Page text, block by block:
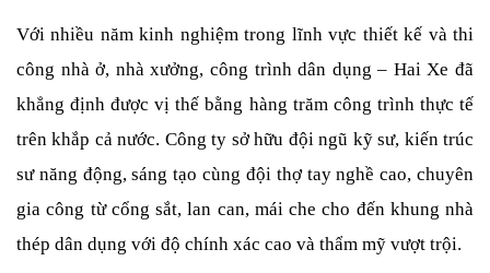
Với nhiều năm kinh nghiệm trong lĩnh vực thiết kế và thi
công nhà ở, nhà xưởng, công trình dân dụng – Hai Xe đã
khẳng định được vị thế bằng hàng trăm công trình thực tế
trên khắp cả nước. Công ty sở hữu đội ngũ kỹ sư, kiến trúc
sư năng động, sáng tạo cùng đội thợ tay nghề cao, chuyên
gia công từ cổng sắt, lan can, mái che cho đến khung nhà
thép dân dụng với độ chính xác cao và thẩm mỹ vượt trội.